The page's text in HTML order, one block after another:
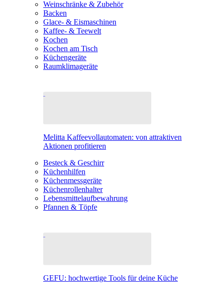
Weinschränke & Zubehör
Backen
Glace- & Eismaschinen
Kaffee- & Teewelt
Kochen
Kochen am Tisch
Küchengeräte
Raumklimageräte
Melitta Kaffeevollautomaten: von attraktiven
Aktionen profitieren
Besteck & Geschirr
Küchenhilfen
Küchenmessgeräte
Küchenrollenhalter
Lebensmittelaufbewahrung
Pfannen & Töpfe
GEFU: hochwertige Tools für deine Küche